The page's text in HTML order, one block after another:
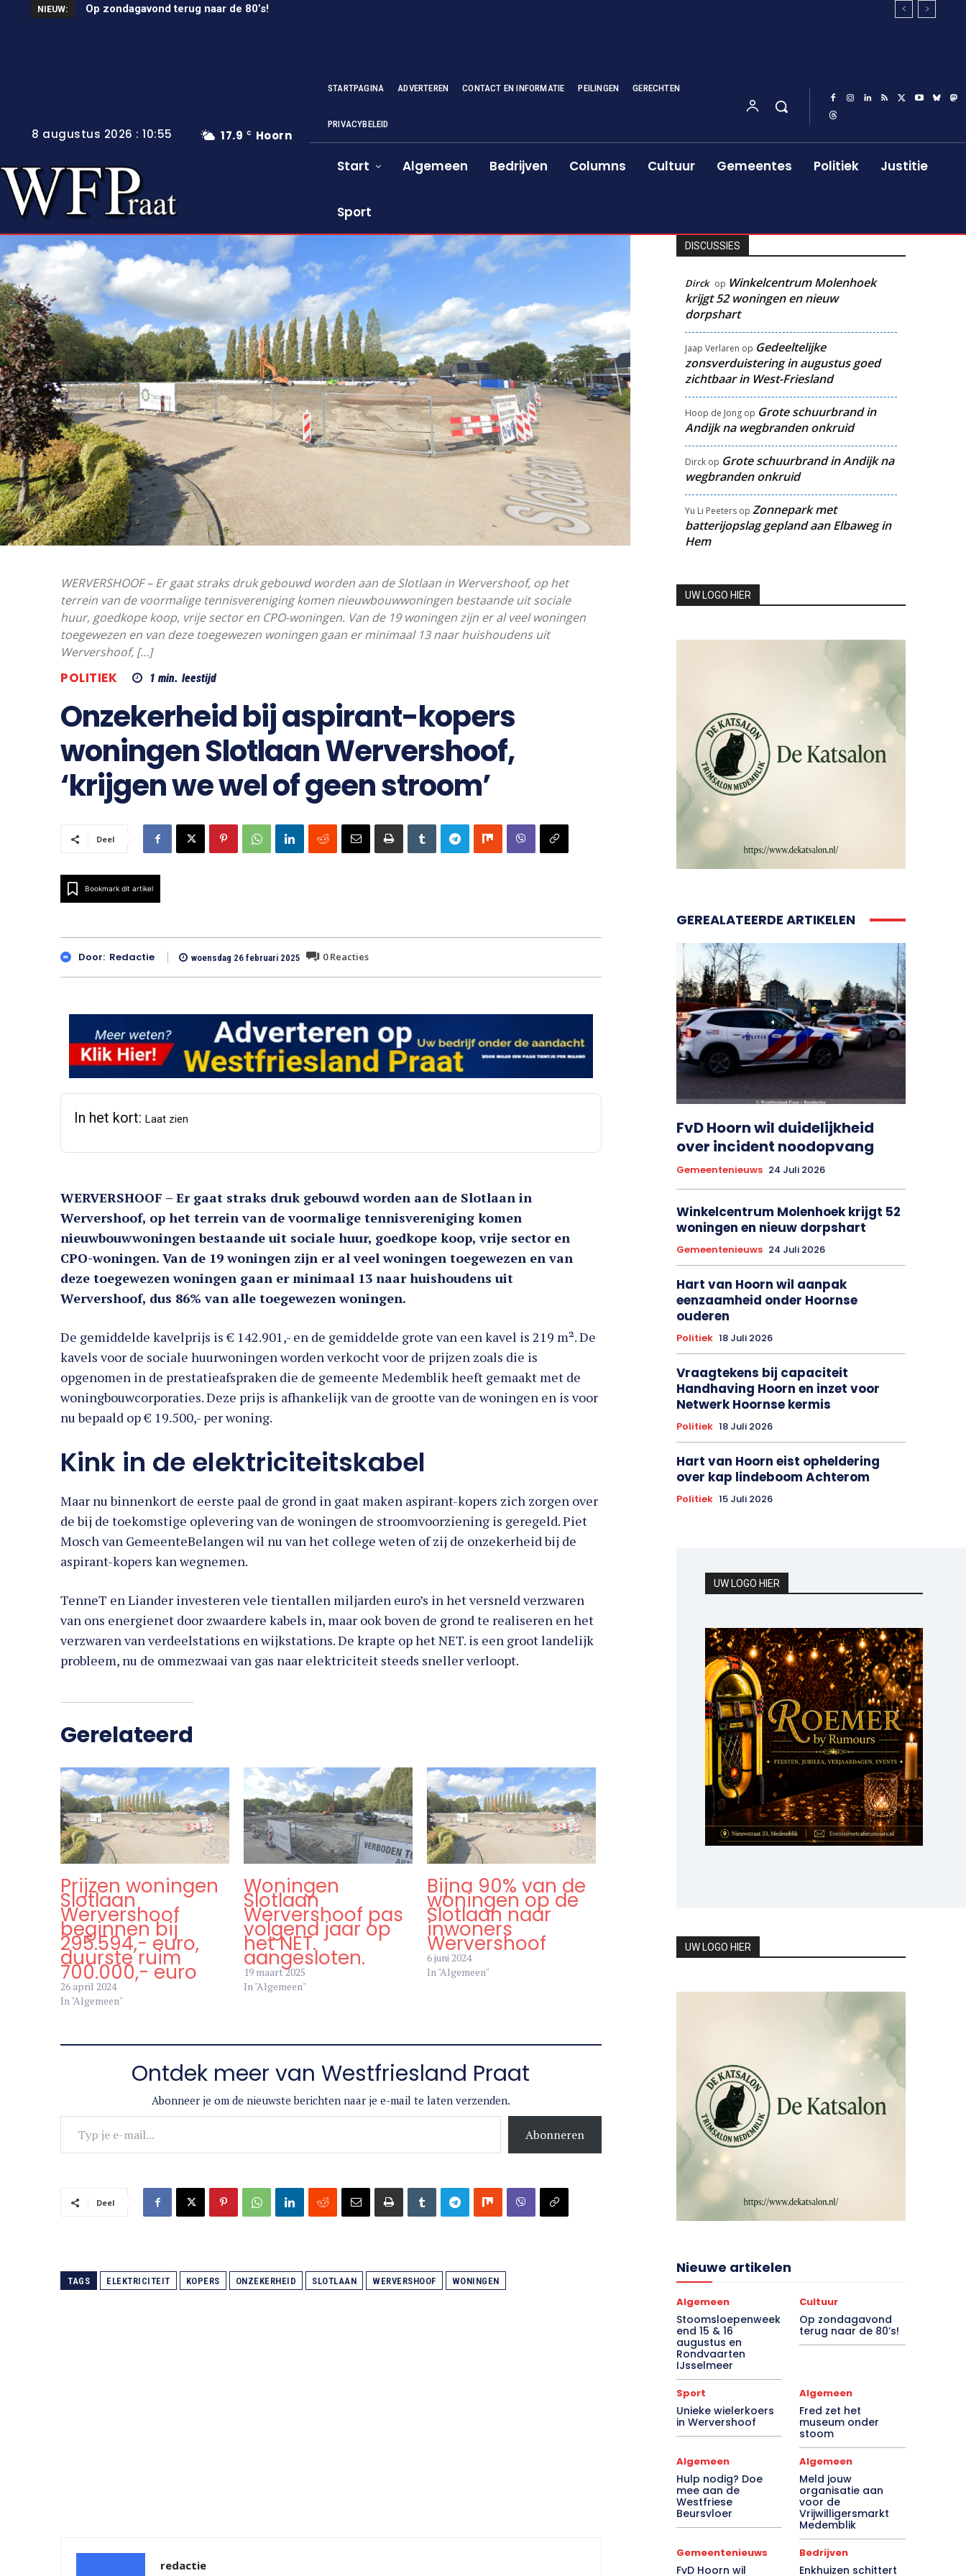
NIEUW: Op zondagavond terug naar de 80’s!
Unieke wielerkoers in Wervershoof
17.9 C Hoorn
8 augustus 2026 : 10:55
STARTPAGINA ADVERTEREN CONTACT EN INFORMATIE PEILINGEN GERECHTEN
PRIVACYBELEID
Start Algemeen Bedrijven Columns Cultuur Gemeentes Politiek Justitie
Sport
WERVERSHOOF – Er gaat straks druk gebouwd worden aan de Slotlaan in Wervershoof, op het
terrein van de voormalige tennisvereniging komen nieuwbouwwoningen bestaande uit sociale
huur, goedkope koop, vrije sector en CPO-woningen. Van de 19 woningen zijn er al veel woningen
toegewezen en van deze toegewezen woningen gaan er minimaal 13 naar huishoudens uit
Wervershoof, […]
POLITIEK 1 min. leestijd
Onzekerheid bij aspirant-kopers
woningen Slotlaan Wervershoof,
‘krijgen we wel of geen stroom’
Deel
Bookmark dit artikel
Door: Redactie woensdag 26 februari 2025 0Reacties
In het kort: Laat zien
WERVERSHOOF – Er gaat straks druk gebouwd worden aan de Slotlaan in
Wervershoof, op het terrein van de voormalige tennisvereniging komen
nieuwbouwwoningen bestaande uit sociale huur, goedkope koop, vrije sector en
CPO-woningen. Van de 19 woningen zijn er al veel woningen toegewezen en van
deze toegewezen woningen gaan er minimaal 13 naar huishoudens uit
Wervershoof, dus 86% van alle toegewezen woningen.
De gemiddelde kavelprijs is € 142.901,- en de gemiddelde grote van een kavel is 219 m². De
kavels voor de sociale huurwoningen worden verkocht voor de prijzen zoals die is
opgenomen in de prestatieafspraken die de gemeente Medemblik heeft gemaakt met de
woningbouwcorporaties. Deze prijs is afhankelijk van de grootte van de woningen en is voor
nu bepaald op € 19.500,- per woning.
Kink in de elektriciteitskabel
Maar nu binnenkort de eerste paal de grond in gaat maken aspirant-kopers zich zorgen over
de bij de toekomstige oplevering van de woningen de stroomvoorziening is geregeld. Piet
Mosch van GemeenteBelangen wil nu van het college weten of zij de onzekerheid bij de
aspirant-kopers kan wegnemen.
TenneT en Liander investeren vele tientallen miljarden euro’s in het versneld verzwaren
van ons energienet door zwaardere kabels in, maar ook boven de grond te realiseren en het
verzwaren van verdeelstations en wijkstations. De krapte op het NET. is een groot landelijk
probleem, nu de ommezwaai van gas naar elektriciteit steeds sneller verloopt.
Gerelateerd
Prijzen woningen
Slotlaan
Wervershoof
beginnen bij
295.594,- euro,
duurste ruim
700.000,- euro
26 april 2024
In "Algemeen"
Woningen
Slotlaan
Wervershoof pas
volgend jaar op
het NET.
aangesloten.
19 maart 2025
In "Algemeen"
Bijna 90% van de
woningen op de
Slotlaan naar
inwoners
Wervershoof
6 juni 2024
In "Algemeen"
Ontdek meer van Westfriesland Praat
Abonneer je om de nieuwste berichten naar je e-mail te laten verzenden.
Typ je e-mail...
Abonneren
Deel
TAGS ELEKTRICITEIT KOPERS ONZEKERHEID SLOTLAAN WERVERSHOOF WONINGEN
redactie
DISCUSSIES
Dirck op Winkelcentrum Molenhoek
krijgt 52 woningen en nieuw
dorpshart
Jaap Verlaren op Gedeeltelijke
zonsverduistering in augustus goed
zichtbaar in West-Friesland
Hoop de Jongop Grote schuurbrand in
Andijk na wegbranden onkruid
Dirckop Grote schuurbrand in Andijk na
wegbranden onkruid
Yu Li Peetersop Zonnepark met
batterijopslag gepland aan Elbaweg in
Hem
UW LOGO HIER
GEREALATEERDE ARTIKELEN
FvD Hoorn wil duidelijkheid
over incident noodopvang
Gemeentenieuws 24 Juli 2026
Winkelcentrum Molenhoek krijgt 52
woningen en nieuw dorpshart
Gemeentenieuws 24 Juli 2026
Hart van Hoorn wil aanpak
eenzaamheid onder Hoornse
ouderen
Politiek 18 Juli 2026
Vraagtekens bij capaciteit
Handhaving Hoorn en inzet voor
Netwerk Hoornse kermis
Politiek 18 Juli 2026
Hart van Hoorn eist opheldering
over kap lindeboom Achterom
Politiek 15 Juli 2026
UW LOGO HIER
UW LOGO HIER
Nieuwe artikelen
Algemeen
Stoomsloepenweek
end 15 & 16
augustus en
Rondvaarten
IJsselmeer
Cultuur
Op zondagavond
terug naar de 80’s!
Sport
Unieke wielerkoers
in Wervershoof
Algemeen
Fred zet het
museum onder
stoom
Algemeen
Hulp nodig? Doe
mee aan de
Westfriese
Beursvloer
Algemeen
Meld jouw
organisatie aan
voor de
Vrijwilligersmarkt
Medemblik
Gemeentenieuws Bedrijven